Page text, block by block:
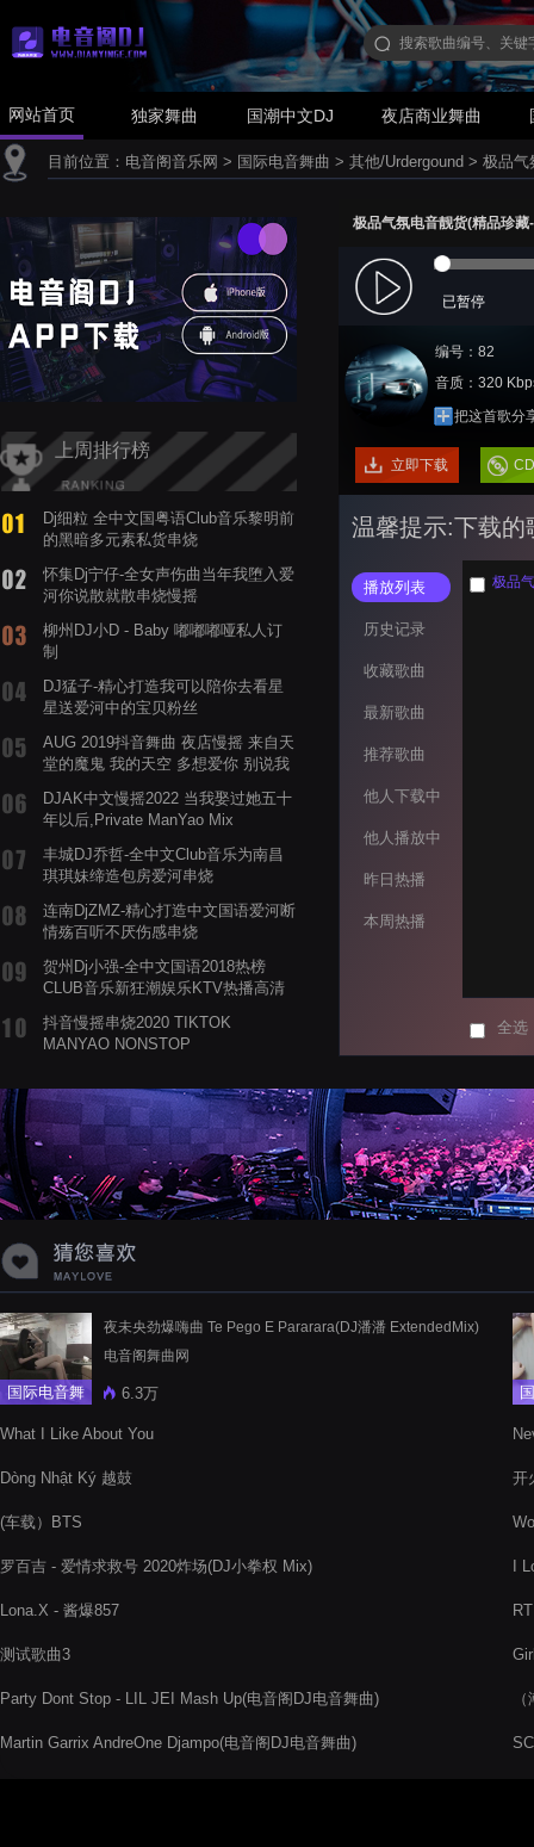
网站首页 独家舞曲 国潮中文DJ 夜店商业舞曲
目前位置： 电音阁音乐网 > 国际电音舞曲 > 其他/Urdergound > 极品气
上周排行榜
Dj细粒 全中文国粤语Club音乐黎明前
的黑暗多元素私货串烧
怀集Dj宁仔-全女声伤曲当年我堕入爱
河你说散就散串烧慢摇
柳州DJ小D - Baby 嘟嘟嘟哑私人订
制
DJ猛子-精心打造我可以陪你去看星
星送爱河中的宝贝粉丝
AUG 2019抖音舞曲 夜店慢摇 来自天
堂的魔鬼 我的天空 多想爱你 别说我
DJAK中文慢摇2022 当我娶过她五十
年以后,Private ManYao Mix
丰城DJ乔哲-全中文Club音乐为南昌
琪琪妹缔造包房爱河串烧
连南DjZMZ-精心打造中文国语爱河断
情殇百听不厌伤感串烧
贺州Dj小强-全中文国语2018热榜
CLUB音乐新狂潮娱乐KTV热播高清
抖音慢摇串烧2020 TIKTOK
MANYAO NONSTOP
蝉爸爸妈妈爱存在夏天的风是想你的
声音啊
极品气氛电音靓货(精品珍藏
已暂停
编号：82
音质：320
把这首歌分
立即下载
温馨提示:下载的
播放列表
历史记录
收藏歌曲
最新歌曲
推荐歌曲
他人下载中
他人播放中
昨日热播
本周热播
极品
全选
国际电音舞
夜未央劲爆嗨曲 Te Pego E Pararara(DJ潘潘 ExtendedMix)
电音阁舞曲网
6.3万
What I Like About You
Dòng Nhật Ký 越鼓
(车载）BTS
罗百吉 - 爱情求救号 2020炸场(DJ小拳权 Mix)
Lona.X - 酱爆857
测试歌曲3
Party Dont Stop - LIL JEI Mash Up(电音阁DJ电音舞曲)
Martin Garrix AndreOne Djampo(电音阁DJ电音舞曲)
开
I